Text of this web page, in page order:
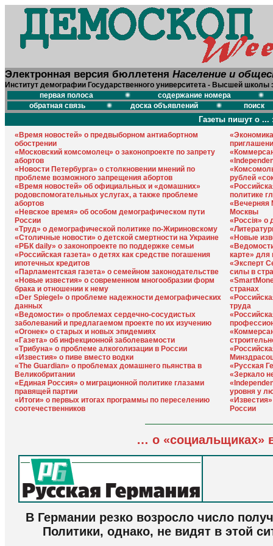
Электронная версия бюллетеня Население и
Институт демографии Государственного университета - Высшей школы
первая полоса
содержание номера
обратная связь
доска объявлений поиск
Газеты пишут о ...
«Время новостей» о предвыборном антиабортном
обострении
«Московский комсомолец» о законопроекте по запрету
абортов
«Новости Петербурга» о столкновении мнений по
проблеме возможного запрещения абортов
«Время новостей» об официальных и «домашних»
родовспомогательных услугах, а также проблеме
абортов
«Невское время» об особом демографическом пути
России
«Труд» о демографической политике по-Жириновскому
«Столичные новости» о детской смертности на Украине
«РБК daily» о законопроекте по поддержке семьи
«Российская газета» о детях как средстве погашения
ипотечных кредитов
«Парламентская газета» о семейном законодательстве
«Новые известия» о современном многообразии форм
брака и отношении к нему
«Der Spiegel» о проблеме надежности демографических
данных
«Ведомости» о проблемах сердечно-сосудистых
заболеваний и предлагаемом проекте по их изучению
«Огонек» о старых и новых эпидемиях
«Газета» об инфекционной заболеваемости
«Трибуна» о проблеме алкоголизации в России
«Известия» о пиве вместо водки
«The Guardian» о проблемах домашнего пьянства в
Великобритании
«Единая Россия» о миграционной политике глазами
правящей партии
«Итоги» о первых итогах программы по переселению
соотечественников
рублей
политике
«Вечерняя
Москвы
«Россiя» о
«Новые
карте» для
«Эксперт
силы в
странах
труда
«Русская
«Зеркало
уровня у
России
… о «социальщиках»
В Германии резко возросло число
Политики, однако, не видят в этой